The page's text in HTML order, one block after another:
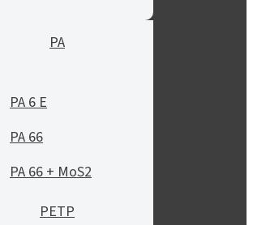
PA
PA 6 E
PA 66
PA 66 + MoS2
PETP